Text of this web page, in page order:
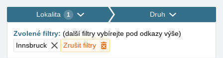
Lokalita 1 Druh
Zvolené filtry: (další filtry vybírejte pod odkazy výše)
Innsbruck
Zrušit filtry